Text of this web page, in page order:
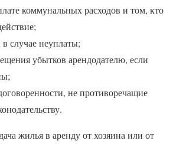
коммунальных расходов и том, кто
случае неуплаты;
убытков арендодателю, если
не противоречащие
жилья в аренду от хозяина или от